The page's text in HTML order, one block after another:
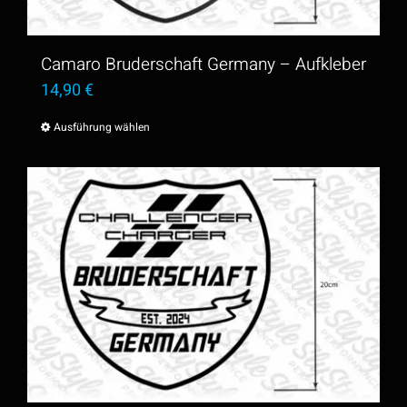
Camaro Bruderschaft Germany – Aufkleber
14,90€
Ausführung wählenDieses
Produkt
weist
mehrere
Varianten
auf.
Die
Optionen
können
auf